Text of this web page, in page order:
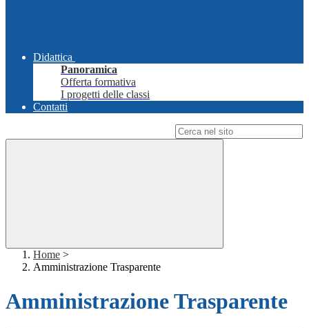
Didattica
Panoramica
Offerta formativa
I progetti delle classi
Contatti
Home >
Amministrazione Trasparente
Amministrazione Trasparente